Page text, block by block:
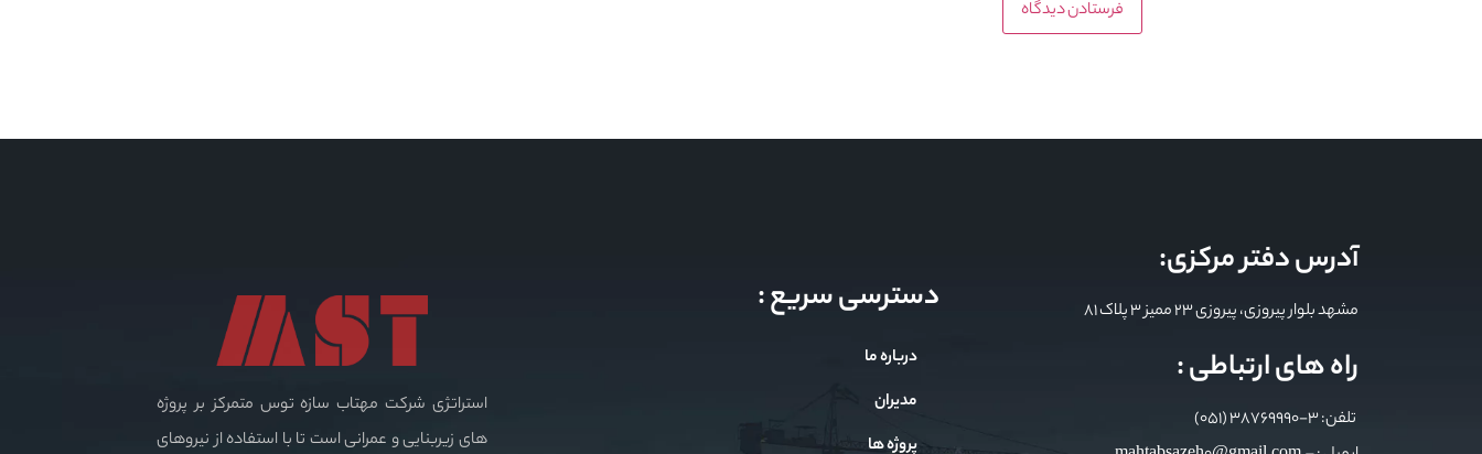
آدرس دفتر مرکزی:
مشهد بلوار پیروزی، پیروزی 23 ممیز 3 پلاک 81
راه های ارتباطی :
تلفن: 3-38769990 (051)
دسترسی سریع :
درباره ما
مدیران
پروژه ها
استراتژی شرکت مهتاب سازه توس متمرکز بر پروژه
های زیربنایی و عمرانی است تا با استفاده از نیروهای